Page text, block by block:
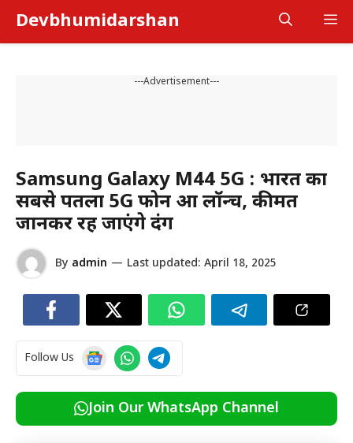
content
Devbhumidarshan
---Advertisement---
Samsung Galaxy M44 5G : भारत का
सबसे पतला 5G फोन हुआ लॉन्च, कीमत
जानकर रह जाएंगे दंग
By admin — Last updated: April 18, 2025
Follow Us
Join Our WhatsApp Channel